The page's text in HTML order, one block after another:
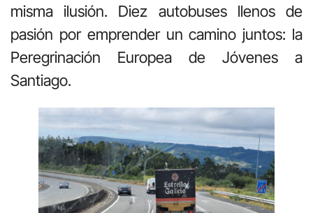
misma ilusión. Diez autobuses llenos de
pasión por emprender un camino juntos: la
Peregrinación Europea de Jóvenes a
Santiago.